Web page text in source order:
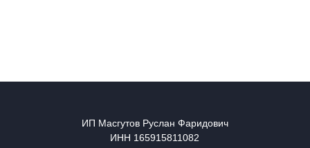
ИП Масгутов Руслан Фаридович
ИНН 165915811082